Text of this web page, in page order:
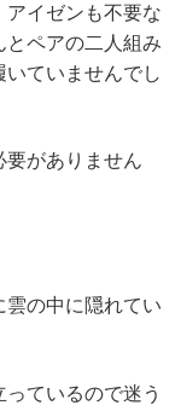
イゼンも不要な
ペアの二人組み
ていませんでし
要がありません
の中に隠れてい
ているので迷う